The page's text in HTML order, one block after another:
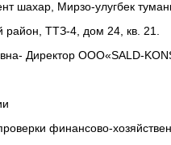
шахар, Мирзо-улугбек
район, ТТЗ-4, дом 24, кв. 21.
Директор ООО«SALD-
финансово-